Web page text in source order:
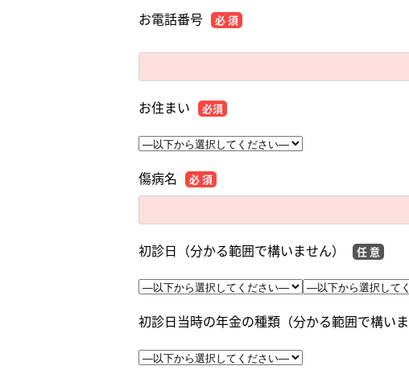
お電話番号 必 須
お住まい 必須
傷病名 必 須
初診日（分かる範囲で構いません） 任 意
初診日当時の年金の種類（分かる範囲で構いま